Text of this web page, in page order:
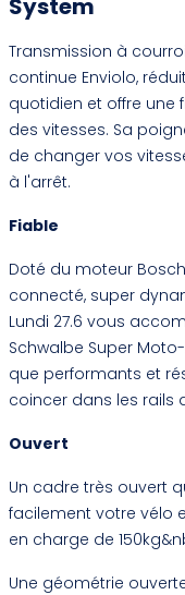
Transmission à
continue Enviolo,
quotidien et offre une
des vitesses. Sa
de changer vos
à l'arrêt.
Fiable
Doté du moteur
connecté, super
Lundi 27.6 vous
Schwalbe Super
que performants et
coincer dans les rails
Ouvert
Un cadre très ouvert
facilement votre vélo
en charge de
Une géométrie